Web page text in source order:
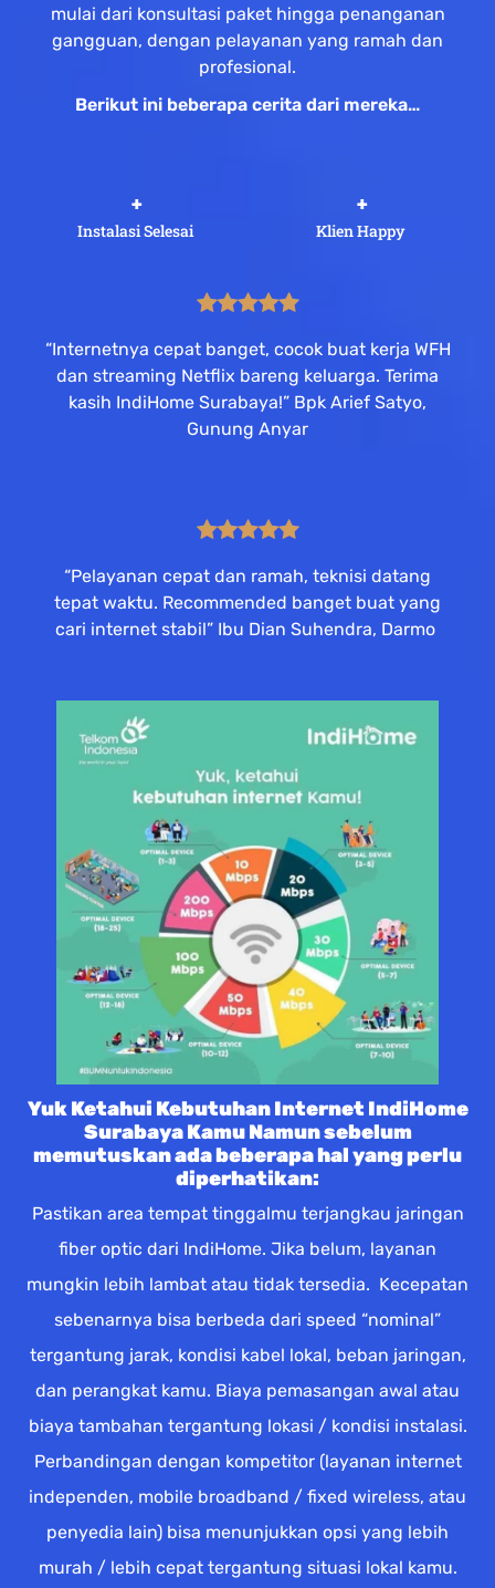
mulai dari konsultasi paket hingga penanganan
gangguan, dengan pelayanan yang ramah dan
profesional.
Berikut ini beberapa cerita dari mereka…
Instalasi Selesai
+
Klien Happy
+
“Internetnya cepat banget, cocok buat kerja WFH
dan streaming Netflix bareng keluarga. Terima
kasih IndiHome Surabaya!” Bpk Arief Satyo,
Gunung Anyar
“Pelayanan cepat dan ramah, teknisi datang
tepat waktu. Recommended banget buat yang
cari internet stabil” Ibu Dian Suhendra, Darmo
Yuk Ketahui Kebutuhan Internet IndiHome
Surabaya Kamu Namun sebelum
memutuskan ada beberapa hal yang perlu
diperhatikan:
Pastikan area tempat tinggalmu terjangkau jaringan
fiber optic dari IndiHome. Jika belum, layanan
mungkin lebih lambat atau tidak tersedia. Kecepatan
sebenarnya bisa berbeda dari speed “nominal”
tergantung jarak, kondisi kabel lokal, beban jaringan,
dan perangkat kamu. Biaya pemasangan awal atau
biaya tambahan tergantung lokasi / kondisi instalasi.
Perbandingan dengan kompetitor (layanan internet
independen, mobile broadband / fixed wireless, atau
penyedia lain) bisa menunjukkan opsi yang lebih
murah / lebih cepat tergantung situasi lokal kamu.